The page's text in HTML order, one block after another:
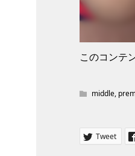
このコンテ
middle,
Tweet